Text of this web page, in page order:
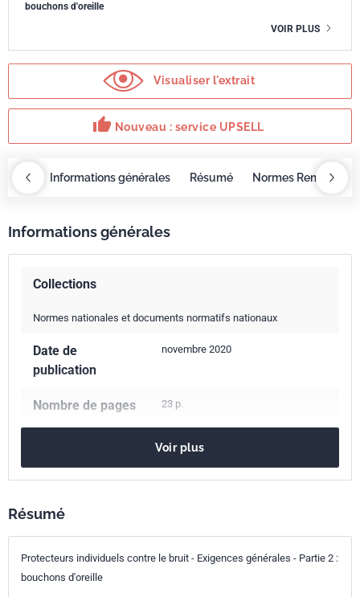
bouchons d'oreille
VOIR PLUS
Visualiser l'extrait
thumb_up Nouveau : service UPSELL
Informations générales Résumé Normes
Informations générales
Collections
Normes nationales et documents normatifs nationaux
Date de
publication
novembre 2020
Nombre de pages 23 p.
Codes ICS
13.340.20
classement
Voir plus
Résumé
Protecteurs individuels contre le bruit - Exigences générales - Partie 2 :
bouchons d'oreille